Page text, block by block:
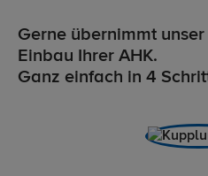
Gerne übernimmt
Einbau Ihrer AHK.
Ganz einfach in 4